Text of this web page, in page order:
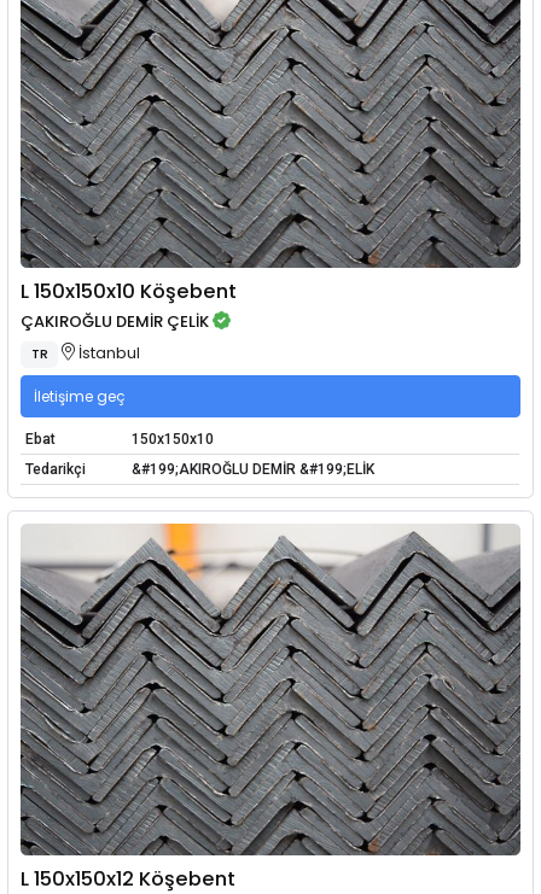
L 150x150x10 Köşebent
ÇAKIROĞLU DEMİR ÇELİK
TR İstanbul
İletişime geç
Ebat
150x150x10
Tedarikçi
&#199;AKIROĞLU DEMİR &#199;ELİK
L 150x150x12 Köşebent